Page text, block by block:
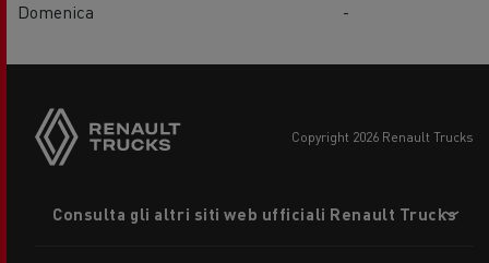
Domenica
-
copyright 2026 Renault Trucks
menu
Consulta gli altri siti web ufficiali Renault Trucks